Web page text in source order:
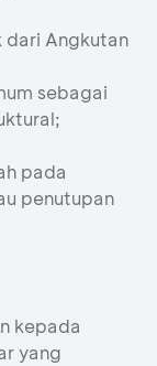
dari Angkutan
sebagai
pada
penutupan
kepada
yang